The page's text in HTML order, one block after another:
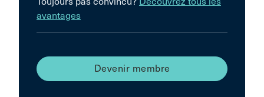
avantages
Devenir membre